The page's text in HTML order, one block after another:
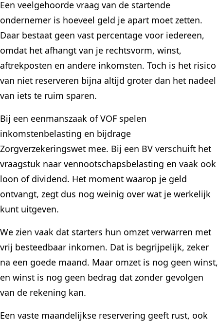
Een veelgehoorde vraag van de startende
ondernemer is hoeveel geld je apart moet zetten.
Daar bestaat geen vast percentage voor iedereen,
omdat het afhangt van je rechtsvorm, winst,
aftrekposten en andere inkomsten. Toch is het risico
van niet reserveren bijna altijd groter dan het nadeel
van iets te ruim sparen.
Bij een eenmanszaak of VOF spelen
inkomstenbelasting en bijdrage
Zorgverzekeringswet mee. Bij een BV verschuift het
vraagstuk naar vennootschapsbelasting en vaak ook
loon of dividend. Het moment waarop je geld
ontvangt, zegt dus nog weinig over wat je werkelijk
kunt uitgeven.
We zien vaak dat starters hun omzet verwarren met
vrij besteedbaar inkomen. Dat is begrijpelijk, zeker
na een goede maand. Maar omzet is nog geen winst,
en winst is nog geen bedrag dat zonder gevolgen
van de rekening kan.
Een vaste maandelijkse reservering geeft rust, ook